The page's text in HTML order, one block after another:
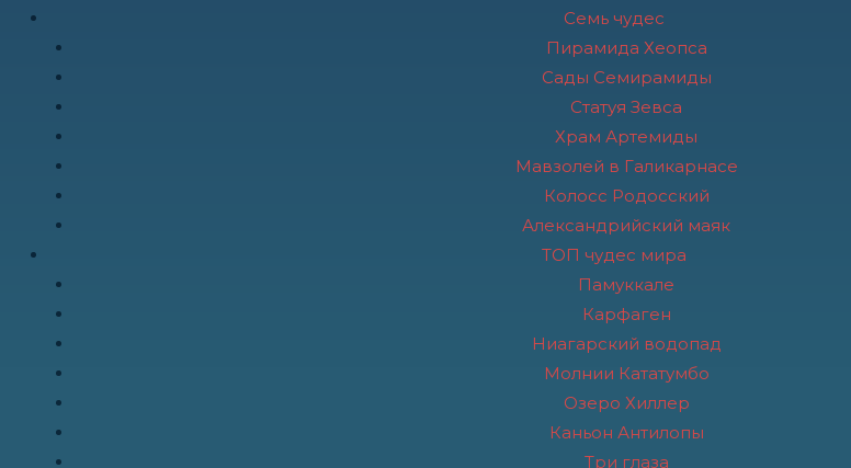
Семь чудес
Пирамида Хеопса
Сады Семирамиды
Статуя Зевса
Храм Артемиды
Мавзолей в Галикарнасе
Колосс Родосский
Александрийский маяк
ТОП чудес мира
Памуккале
Карфаген
Ниагарский водопад
Молнии Кататумбо
Озеро Хиллер
Каньон Антилопы
Три глаза